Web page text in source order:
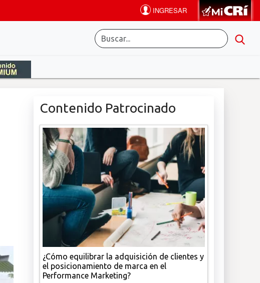
Contenido Patrocinado
¿Cómo equilibrar la adquisición de clientes y
el posicionamiento de marca en el
Performance Marketing?